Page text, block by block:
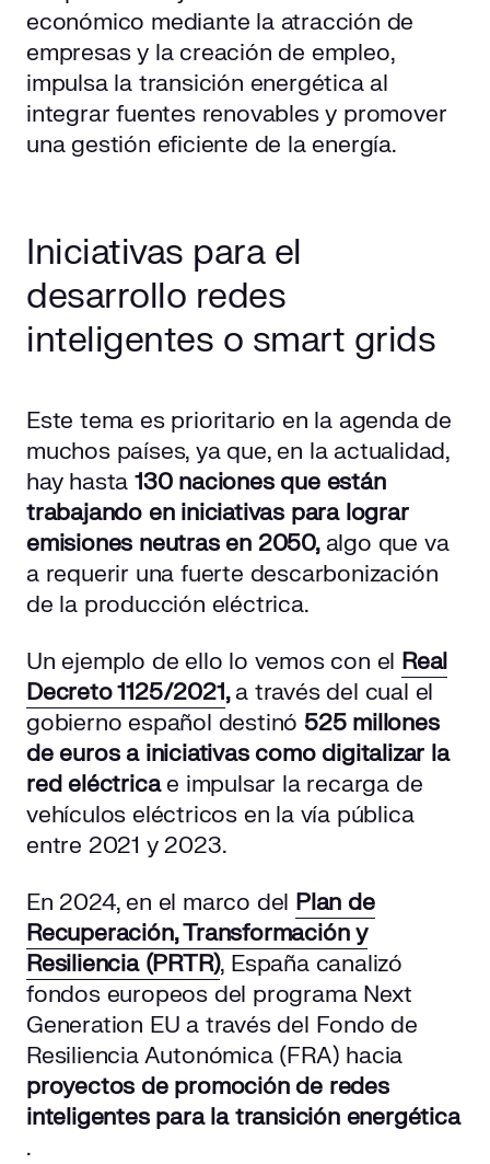
económico mediante la atracción de
empresas y la creación de empleo,
impulsa la transición energética al
integrar fuentes renovables y promover
una gestión eficiente de la energía.
Iniciativas para el
desarrollo redes
inteligentes o smart grids
Este tema es prioritario en la agenda de
muchos países, ya que, en la actualidad,
hay hasta130 naciones que están
trabajando en iniciativas para lograr
emisiones neutras en 2050, algo que va
a requerir una fuerte descarbonización
de la producción eléctrica.
Un ejemplo de ello lo vemos con el Real
Decreto 1125/2021,a través del cual el
gobierno español destinó 525 millones
de euros a iniciativas como digitalizar la
red eléctricae impulsar la recarga de
vehículos eléctricos en la vía pública
entre 2021 y 2023.
En 2024, en el marco del Plan de
Recuperación, Transformación y
Resiliencia (PRTR), España canalizó
fondos europeos del programa Next
Generation EU a través del Fondo de
Resiliencia Autonómica (FRA) hacia
proyectos de promoción de redes
inteligentes para la transición energética
.